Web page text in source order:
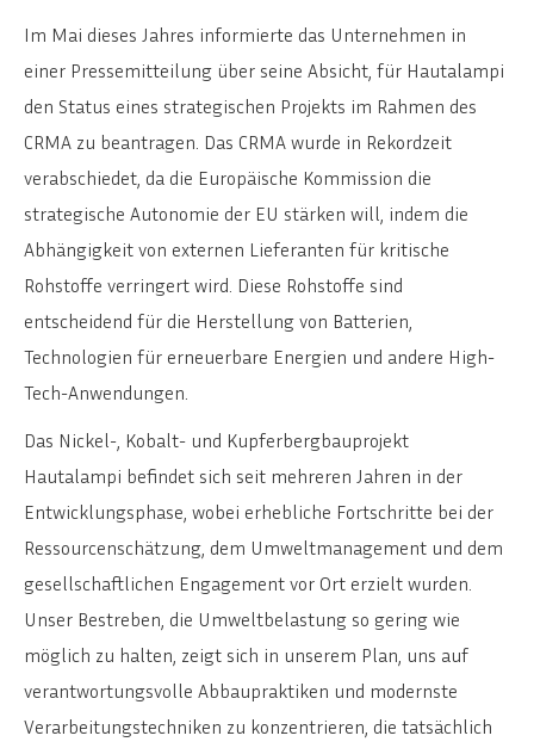
Im Mai dieses Jahres informierte das Unternehmen in
einer Pressemitteilung über seine Absicht, für Hautalampi
den Status eines strategischen Projekts im Rahmen des
CRMA zu beantragen. Das CRMA wurde in Rekordzeit
verabschiedet, da die Europäische Kommission die
strategische Autonomie der EU stärken will, indem die
Abhängigkeit von externen Lieferanten für kritische
Rohstoffe verringert wird. Diese Rohstoffe sind
entscheidend für die Herstellung von Batterien,
Technologien für erneuerbare Energien und andere High-
Tech-Anwendungen.
Das Nickel-, Kobalt- und Kupferbergbauprojekt
Hautalampi befindet sich seit mehreren Jahren in der
Entwicklungsphase, wobei erhebliche Fortschritte bei der
Ressourcenschätzung, dem Umweltmanagement und dem
gesellschaftlichen Engagement vor Ort erzielt wurden.
Unser Bestreben, die Umweltbelastung so gering wie
möglich zu halten, zeigt sich in unserem Plan, uns auf
verantwortungsvolle Abbaupraktiken und modernste
Verarbeitungstechniken zu konzentrieren, die tatsächlich